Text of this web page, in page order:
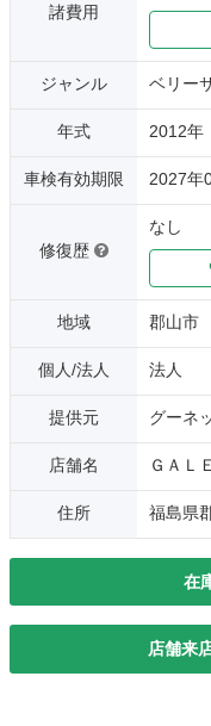
諸費用
ジャンル ベリー
年式 2012年
車検有効期限 2027年
修復歴
なし
地域 郡山市
個人/法人 法人
提供元 グーネ
店舗名 ＧＡＬ
住所 福島県
在
店舗来